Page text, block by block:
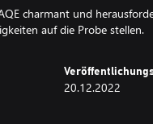
charmant und
auf die Probe stellen.
20.12.2022